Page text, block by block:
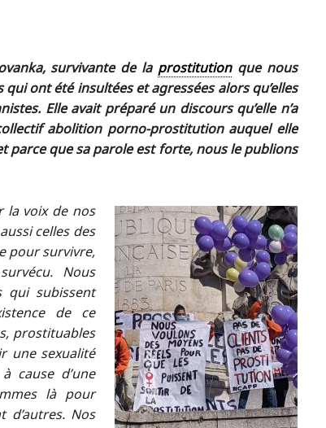
survivante de la prostitutionque nous
ont été insultées et agressées alors qu’elles
Elle avait préparé un discours qu’elle n’a
abolition porno-prostitution auquel elle
que sa parole est forte, nous le publions
la voix de nos
celles des
pour survivre,
Nous
qui subissent
de ce
prostituables
une sexualité
cause d’une
là pour
d’autres. Nos